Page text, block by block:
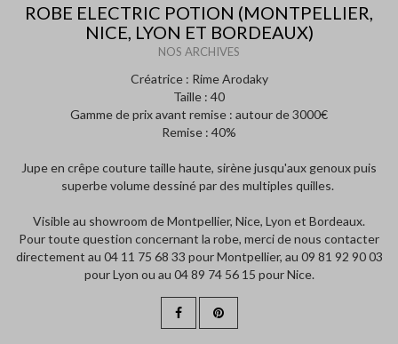
ROBE ELECTRIC POTION (MONTPELLIER,
NICE, LYON ET BORDEAUX)
NOS ARCHIVES
Créatrice : Rime Arodaky
Taille : 40
Gamme de prix avant remise : autour de 3000€
Remise : 40%
Jupe en crêpe couture taille haute, sirène jusqu'aux genoux puis
superbe volume dessiné par des multiples quilles.
Visible au showroom de Montpellier, Nice, Lyon et Bordeaux.
Pour toute question concernant la robe, merci de nous contacter
directement au 04 11 75 68 33 pour Montpellier, au 09 81 92 90 03
pour Lyon ou au 04 89 74 56 15 pour Nice.